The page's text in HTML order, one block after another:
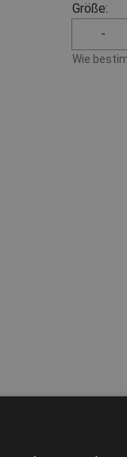
Größe:
-
Wie